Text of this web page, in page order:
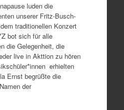
luden die
unserer Fritz-Busch-
traditionellen Konzert
bot sich für alle
die Gelegenheit, die
live in Akttion zu hören
erhielten
Ernst begrüßte die
der